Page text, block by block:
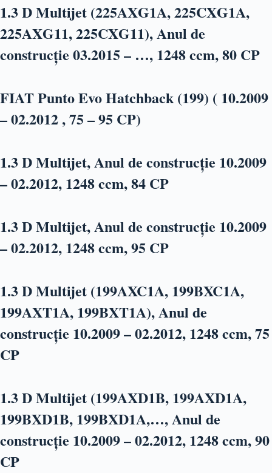
1.3 D Multijet (225AXG1A, 225CXG1A,
225AXG11, 225CXG11), Anul de
construcție 03.2015 – …, 1248 ccm, 80 CP
FIAT Punto Evo Hatchback (199) ( 10.2009
– 02.2012 , 75 – 95 CP)
1.3 D Multijet, Anul de construcție 10.2009
– 02.2012, 1248 ccm, 84 CP
1.3 D Multijet, Anul de construcție 10.2009
– 02.2012, 1248 ccm, 95 CP
1.3 D Multijet (199AXC1A, 199BXC1A,
199AXT1A, 199BXT1A), Anul de
construcție 10.2009 – 02.2012, 1248 ccm, 75
CP
1.3 D Multijet (199AXD1B, 199AXD1A,
199BXD1B, 199BXD1A,…, Anul de
construcție 10.2009 – 02.2012, 1248 ccm, 90
CP